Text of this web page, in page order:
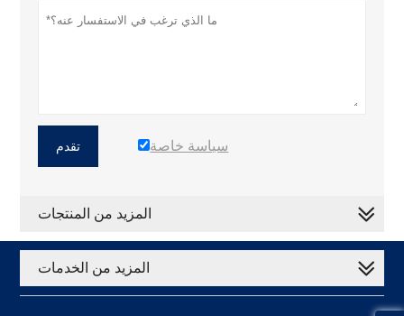
تقدم سياسة خاصة
المزيد من المنتجات
المزيد من الخدمات